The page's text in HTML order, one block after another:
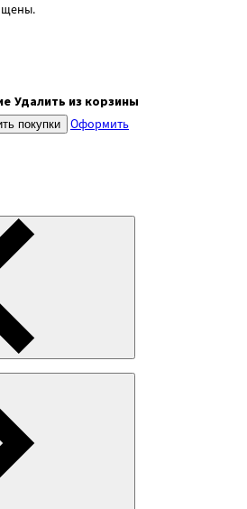
Удалить из корзины
покупки Оформить